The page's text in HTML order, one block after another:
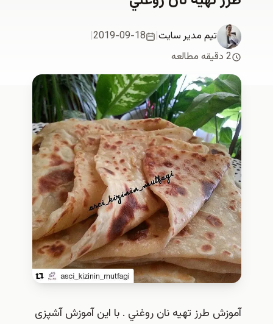
تیم مدیر سایت|
2019-09-18
|
2 دقیقه مطالعه
آموزش طرز تهیه نان روغني . با این آموزش آشپزی